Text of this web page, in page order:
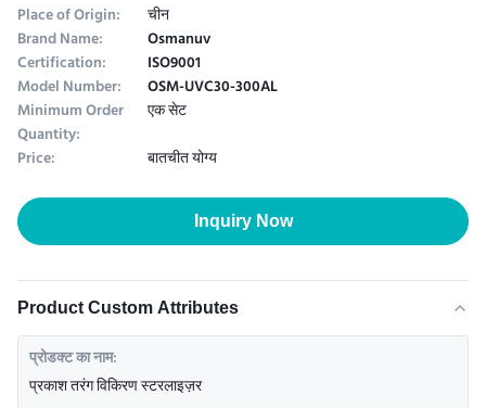
Place of Origin:
चीन
Brand Name: Osmanuv
Certification: ISO9001
Model Number: OSM-UVC30-300AL
Minimum Order
Quantity:
एक सेट
Price:
बातचीत योग्य
Inquiry Now
Product Custom Attributes
प्रोडक्ट का नाम:
प्रकाश तरंग विकिरण स्टरलाइज़र